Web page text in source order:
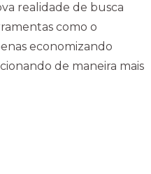
realidade de busca
como o
economizando
de maneira mais